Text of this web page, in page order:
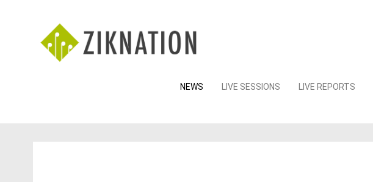
Skip
NEWS LIVE SESSIONS LIVE REPORTS